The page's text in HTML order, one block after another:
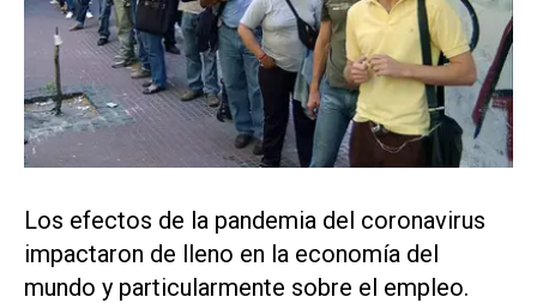
Los efectos de la pandemia del coronavirus
impactaron de lleno en la economía del
mundo y particularmente sobre el empleo.